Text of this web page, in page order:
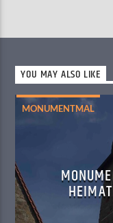
YOU MAY ALSO LIKE
MONUMENTMAL